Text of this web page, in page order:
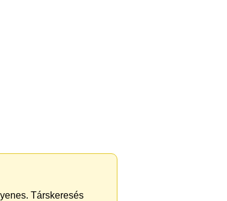
Társkeresés